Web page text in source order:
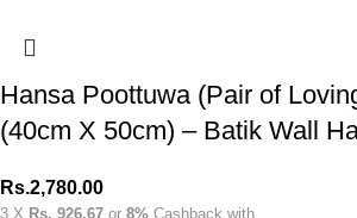
Hansa Poottuwa (Pair of
(40cm X 50cm) – Batik Wall
Rs.2,780.00
3 X Rs. 926.67 or 8% Cashback with